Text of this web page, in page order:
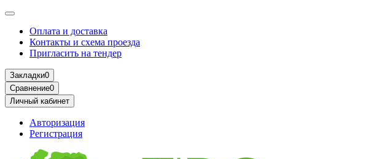
Оплата и доставка
Контакты и схема проезда
Пригласить на тендер
Закладки0
Сравнение0
Личный кабинет
Авторизация
Регистрация